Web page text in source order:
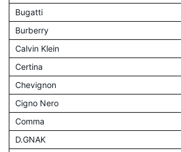
Bugatti
Burberry
Calvin Klein
Certina
Chevignon
Cigno Nero
Comma
D.GNAK